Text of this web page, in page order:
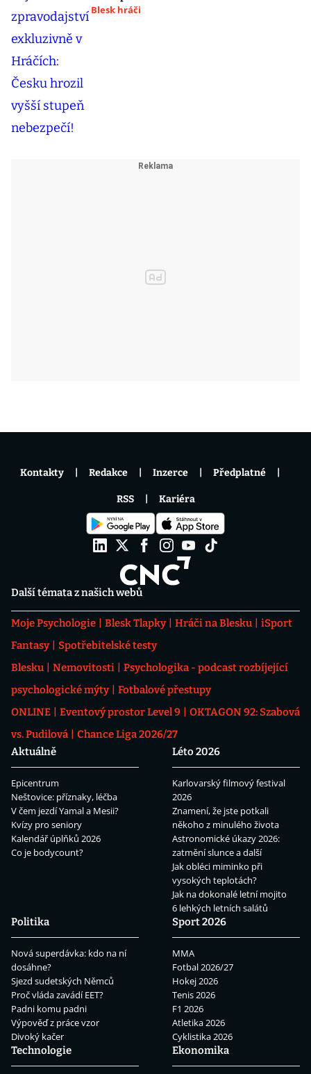
Blesk hráči
Další témata z našich webů
Moje Psychologie Blesk Tlapky Hráči na Blesku
iSport
Fantasy
Spotřebitelské testy
Blesku
Nemovitosti
Psychologika - podcast rozbíjející
psychologické mýty
Fotbalové přestupy
ONLINE
Eventový prostor Level 9
OKTAGON 92: Szabová
vs. Pudilová
Chance Liga 2026/27
Aktuálně
Epicentrum
Neštovice: příznaky, léčba
V čem jezdí Yamal a Mesii?
Kvízy pro seniory
Kalendář úplňků 2026
Co je bodycount?
Léto 2026
Karlovarský filmový festival
2026
Znamení, že jste potkali
někoho z minulého života
Astronomické úkazy 2026:
zatmění slunce a další
Jak obléci miminko při
vysokých teplotách?
Jak na dokonalé letní mojito
6 lehkých letních salátů
Politika
Nová superdávka: kdo na ní
dosáhne?
Sjezd sudetských Němců
Proč vláda zavádí EET?
Padni komu padni
Výpověď z práce vzor
Divoký kačer
Sport 2026
MMA
Fotbal 2026/27
Hokej 2026
Tenis 2026
F1 2026
Atletika 2026
Cyklistika 2026
Technologie
Ekonomika
Kontakty Redakce Inzerce Předplatné
RSS Kariéra